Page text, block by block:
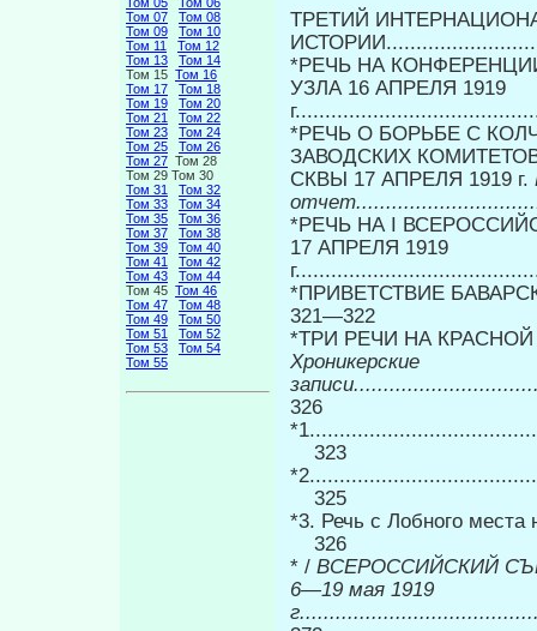
Том 07
Том 08
Том 09
Том 10
Том 11
Том 12
Том 13
Том 14
Том 15 Том 16
Том 17
Том 18
Том 19
Том 20
Том 21
Том 22
Том 23
Том 24
Том 25
Том 26
Том 27 Том 28
Том 29 Том 30
Том 31
Том 32
Том 33
Том 34
Том 35
Том 36
Том 37
Том 38
Том 39
Том 40
Том 41
Том 42
Том 43
Том 44
Том 45 Том 46
Том 47
Том 48
Том 49
Том 50
Том 51
Том 52
Том 53
Том 54
Том 55
ТРЕТИЙ
*РЕЧЬ НА
УЗЛА 16 АПРЕЛЯ 1919
*РЕЧЬ О БОРЬБЕ С
ЗАВОДСКИХ
СКВЫ 17 АПРЕЛЯ 1919 г.
*РЕЧЬ НА I
17 АПРЕЛЯ 1919
*ПРИВЕТСТВИЕ
321—322
*ТРИ РЕЧИ НА
Хроникерские
326
323
325
*3. Речь с Лобного места
326
* / ВСЕРОССИЙСКИЙ
6—19 мая 1919